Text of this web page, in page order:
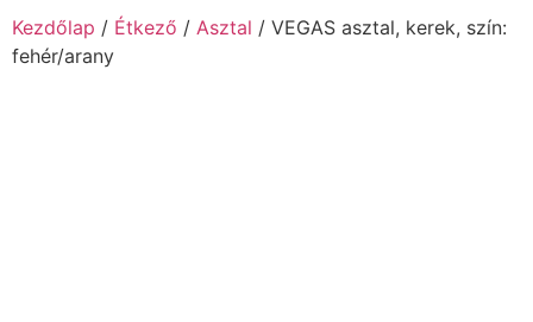
Kezdőlap / Étkező / Asztal / VEGAS asztal, kerek, szín:
fehér/arany